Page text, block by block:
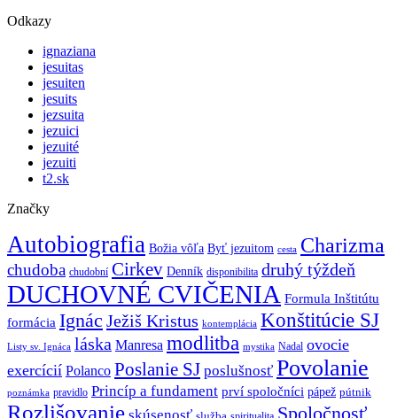
Odkazy
ignaziana
jesuitas
jesuiten
jesuits
jezsuita
jezuici
jezuité
jezuiti
t2.sk
Značky
Autobiografia Božia vôľa Byť jezuitom cesta Charizma
chudoba chudobní Cirkev Denník disponibilita druhý týždeň
DUCHOVNÉ CVIČENIA Formula Inštitútu
formácia Ignác Ježiš Kristus kontemplácia Konštitúcie SJ
Listy sv. Ignáca láska Manresa modlitba mystika Nadal ovocie
exercícií Polanco Poslanie SJ poslušnosť Povolanie
poznámka pravidlo Princíp a fundament prví spoločníci pápež pútnik
Rozlišovanie Spoločnosť